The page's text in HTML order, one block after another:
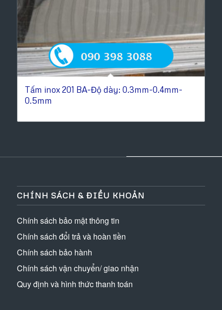
Tấm inox 201 BA-Độ dày: 0.3mm-0.4mm-
0.5mm
CHÍNH SÁCH & ĐIỀU KHOẢN
Chính sách bảo mật thông tin
Chính sách đổi trả và hoàn tiền
Chính sách bảo hành
Chính sách vận chuyển/ giao nhận
Quy định và hình thức thanh toán